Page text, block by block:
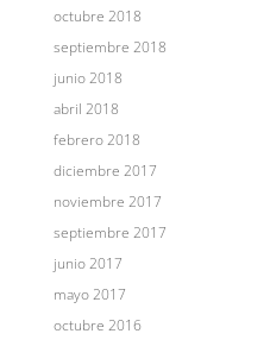
octubre 2018
septiembre 2018
junio 2018
abril 2018
febrero 2018
diciembre 2017
noviembre 2017
septiembre 2017
junio 2017
mayo 2017
octubre 2016